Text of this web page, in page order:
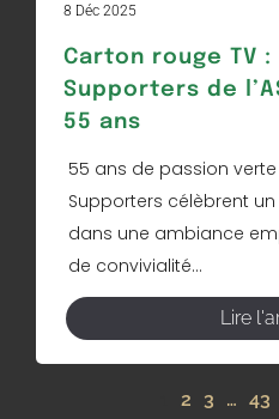
8 Déc 2025
Carton rouge TV :
Supporters de
55 ans
55 ans de passion verte
Supporters célèbrent
dans une ambiance
de convivialité...
Lire
2 3 … 43